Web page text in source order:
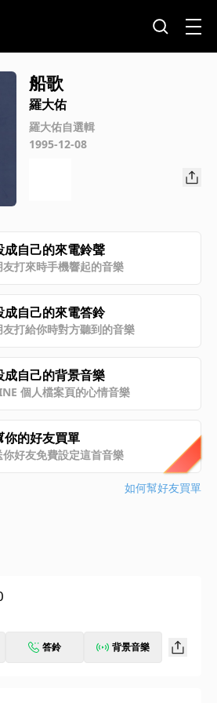
船歌
羅大佑
羅大佑自選輯
1995-12-08
成自己的來電鈴聲
友打來時手機響起的音樂
成自己的來電答鈴
友打給你時對方聽到的音樂
成自己的背景音樂
個人檔案頁的心情音樂
你的好友買單
你好友免費設定這首音樂
如何幫好友買單
答鈴 背景音樂